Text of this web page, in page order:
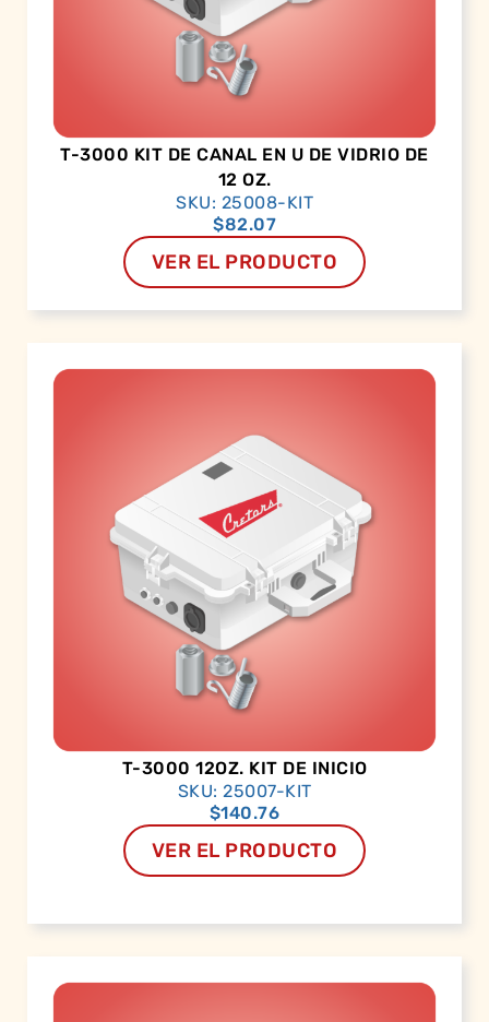
T-3000 KIT DE CANAL EN U DE VIDRIO DE
12 OZ.
SKU: 25008-KIT
$82.07
VER EL PRODUCTO
T-3000 12OZ. KIT DE INICIO
SKU: 25007-KIT
$140.76
VER EL PRODUCTO